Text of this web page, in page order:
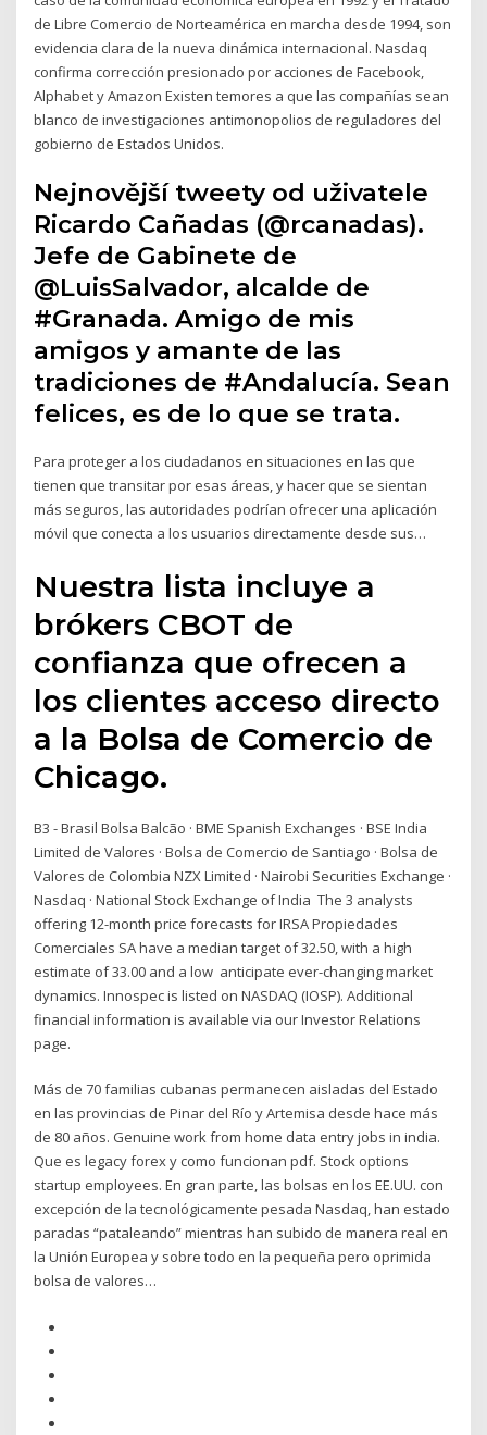
de Libre Comercio de Norteamérica en marcha desde 1994, son
evidencia clara de la nueva dinámica internacional. Nasdaq
confirma corrección presionado por acciones de Facebook,
Alphabet y Amazon Existen temores a que las compañías sean
blanco de investigaciones antimonopolios de reguladores del
gobierno de Estados Unidos.
Nejnovější tweety od uživatele
Ricardo Cañadas (@rcanadas).
Jefe de Gabinete de
@LuisSalvador, alcalde de
#Granada. Amigo de mis
amigos y amante de las
tradiciones de #Andalucía. Sean
felices, es de lo que se trata.
Para proteger a los ciudadanos en situaciones en las que
tienen que transitar por esas áreas, y hacer que se sientan
más seguros, las autoridades podrían ofrecer una aplicación
móvil que conecta a los usuarios directamente desde sus…
Nuestra lista incluye a
brókers CBOT de
confianza que ofrecen a
los clientes acceso directo
a la Bolsa de Comercio de
Chicago.
B3 - Brasil Bolsa Balcão · BME Spanish Exchanges · BSE India
Limited de Valores · Bolsa de Comercio de Santiago · Bolsa de
Valores de Colombia NZX Limited · Nairobi Securities Exchange ·
Nasdaq · National Stock Exchange of India The 3 analysts
offering 12-month price forecasts for IRSA Propiedades
Comerciales SA have a median target of 32.50, with a high
estimate of 33.00 and a low anticipate ever-changing market
dynamics. Innospec is listed on NASDAQ (IOSP). Additional
financial information is available via our Investor Relations
page.
Más de 70 familias cubanas permanecen aisladas del Estado
en las provincias de Pinar del Río y Artemisa desde hace más
de 80 años. Genuine work from home data entry jobs in india.
Que es legacy forex y como funcionan pdf. Stock options
startup employees. En gran parte, las bolsas en los EE.UU. con
excepción de la tecnológicamente pesada Nasdaq, han estado
paradas “pataleando” mientras han subido de manera real en
la Unión Europea y sobre todo en la pequeña pero oprimida
bolsa de valores…